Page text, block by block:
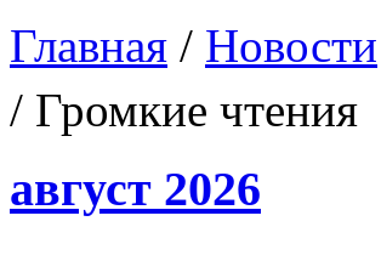
Вы здесь
Главная / Новости
/ Громкие чтения
август 2026